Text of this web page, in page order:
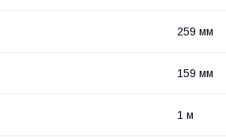
259 мм
159 мм
1 м